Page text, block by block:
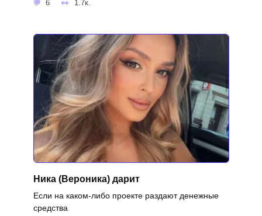
6 1.7к.
Ника (Вероника) дарит
Если на каком-либо проекте раздают денежные
средства